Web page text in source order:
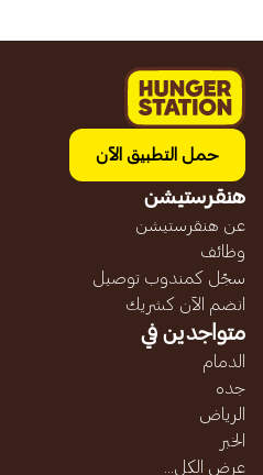
حمل التطبيق الآن
هنقرستيشن
عن هنقرستيشن
وظائف
سجّل كمندوب توصيل
انضم الآن كشريك
متواجدين في
الدمام
جده
الرياض
الخبر
عرض الكل...